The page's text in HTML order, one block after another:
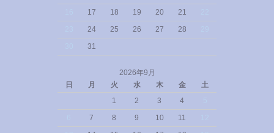
17 18 19 20 21
24 25 26 27 28
31
2026年9月
日
月 火 水 木 金
土
1
2 3 4
7 8 9 10 11